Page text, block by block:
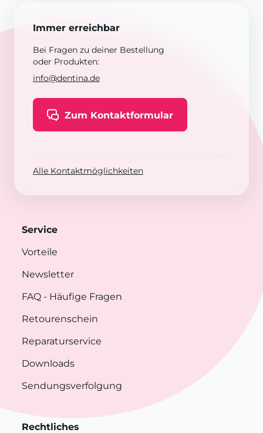
Immer erreichbar
Bei Fragen zu deiner Bestellung
oder Produkten:
info@dentina.de
Zum Kontaktformular
Alle Kontaktmöglichkeiten
Service
Vorteile
Newsletter
FAQ - Häufige Fragen
Retourenschein
Reparaturservice
Downloads
Sendungsverfolgung
Rechtliches